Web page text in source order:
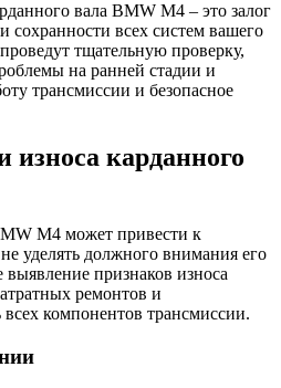
вала BMW M4 – это залог
сохранности всех систем вашего
тщательную проверку,
на ранней стадии и
трансмиссии и безопасное
карданного
M4 может привести к
уделять должного внимания его
признаков износа
ремонтов и
компонентов трансмиссии.